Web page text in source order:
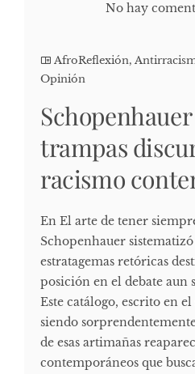
No hay
AfroReflexión,
Opinión
Schopenhauer
trampas
racismo
En El arte de tener
Schopenhauer
estratagemas retóricas
posición en el debate aun
Este catálogo, escrito en
siendo
de esas artimañas
contemporáneos que